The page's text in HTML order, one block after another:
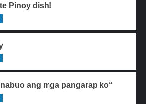
Pinoy dish!
ang mga pangarap ko“